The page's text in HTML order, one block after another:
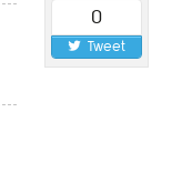
0
Tweet